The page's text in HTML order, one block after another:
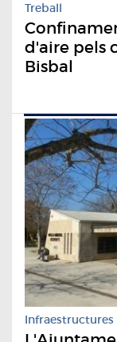
Treball
d'aire pels
Bisbal
Infraestructures